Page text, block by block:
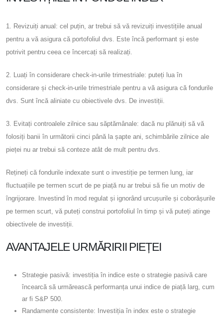
1. Revizuiți anual: cel puțin, ar trebui să vă revizuiți investițiile anual
pentru a vă asigura că portofoliul dvs. Este încă performant și este
potrivit pentru ceea ce încercați să realizați.
2. Luați în considerare check-in-urile trimestriale: puteți lua în
considerare și check-in-urile trimestriale pentru a vă asigura că fondurile
dvs. Sunt încă aliniate cu obiectivele dvs. De investiții.
3. Evitați controalele zilnice sau săptămânale: dacă nu plănuiți să vă
folosiți banii în următorii cinci până la șapte ani, schimbările zilnice ale
pieței nu ar trebui să conteze atât de mult pentru dvs.
Rețineți că fondurile indexate sunt o investiție pe termen lung, iar
fluctuațiile pe termen scurt de pe piață nu ar trebui să fie un motiv de
îngrijorare. Investind în mod regulat și ignorând urcușurile și coborâșurile
pe termen scurt, vă puteți construi portofoliul în timp și vă puteți atinge
obiectivele de investiții.
AVANTAJELE URMĂRIRII PIEȚEI
Strategie pasivă: investiția în indice este o strategie pasivă care
încearcă să urmărească performanța unui indice de piață larg, cum
ar fi S&P 500.
Randamente consistente: Investiția în index este o strategie